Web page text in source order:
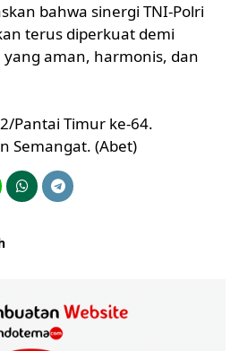
bahwa sinergi TNI-Polri
terus diperkuat demi
aman, harmonis, dan
Pantai Timur ke-64.
Semangat. (Abet)